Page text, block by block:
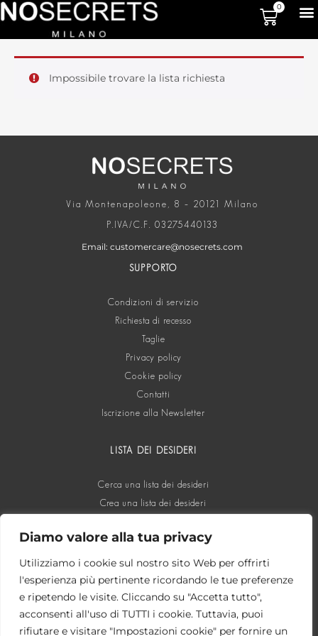
Diamo valore alla tua privacy
Utilizziamo i cookie sul nostro sito Web per offrirti
l'esperienza più pertinente ricordando le tue preferenze
e ripetendo le visite. Cliccando su "Accetta tutto",
acconsenti all'uso di TUTTI i cookie. Tuttavia, puoi
rifiutare e visitare "Impostazioni cookie" per fornire un
0
Impossibile trovare la lista richiesta
Via Montenapoleone, 8 – 20121 Milano
P.IVA/C.F. 03275440133
Email: customercare@nosecrets.com
SUPPORTO
Condizioni di servizio
Richiesta di recesso
Taglie
Privacy policy
Cookie policy
Contatti
Iscrizione alla Newsletter
LISTA DEI DESIDERI
Cerca una lista dei desideri
Crea una lista dei desideri
SOCIAL